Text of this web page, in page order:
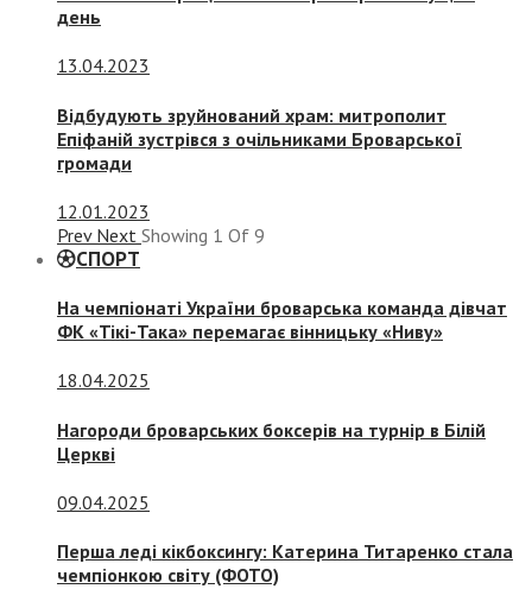
день
13.04.2023
Відбудують зруйнований храм: митрополит
Епіфаній зустрівся з очільниками Броварської
громади
12.01.2023
Prev Next Showing 1 Of 9
СПОРТ
На чемпіонаті України броварська команда дівчат
ФК «Тікі-Така» перемагає вінницьку «Ниву»
18.04.2025
Нагороди броварських боксерів на турнір в Білій
Церкві
09.04.2025
Перша леді кікбоксингу: Катерина Титаренко стала
чемпіонкою світу (ФОТО)